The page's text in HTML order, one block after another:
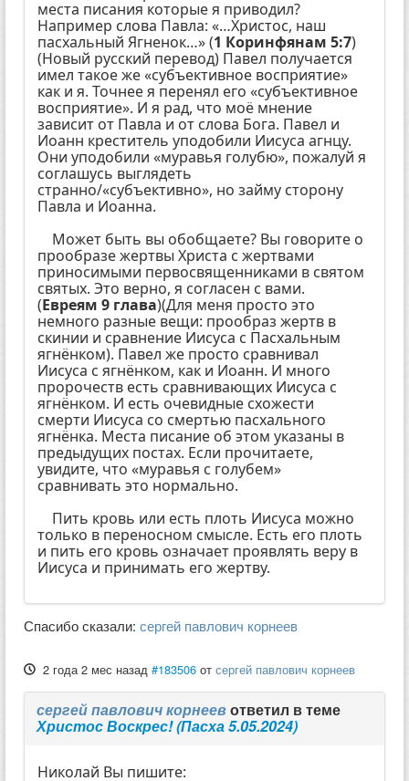
места писания которые я приводил?
Например слова Павла: «…Христос, наш
пасхальный Ягненок…» (1 Коринфянам 5:7)
(Новый русский перевод) Павел получается
имел такое же «субъективное восприятие»
как и я. Точнее я перенял его «субъективное
восприятие». И я рад, что моё мнение
зависит от Павла и от слова Бога. Павел и
Иоанн креститель уподобили Иисуса агнцу.
Они уподобили «муравья голубю», пожалуй я
соглашусь выглядеть
странно/«субъективно», но займу сторону
Павла и Иоанна.
Может быть вы обобщаете? Вы говорите о
прообразе жертвы Христа с жертвами
приносимыми первосвященниками в святом
святых. Это верно, я согласен с вами.
(Евреям 9 глава)(Для меня просто это
немного разные вещи: прообраз жертв в
скинии и сравнение Иисуса с Пасхальным
ягнёнком). Павел же просто сравнивал
Иисуса с ягнёнком, как и Иоанн. И много
пророчеств есть сравнивающих Иисуса с
ягнёнком. И есть очевидные схожести
смерти Иисуса со смертью пасхального
ягнёнка. Места писание об этом указаны в
предыдущих постах. Если прочитаете,
увидите, что «муравья с голубем»
сравнивать это нормально.
Пить кровь или есть плоть Иисуса можно
только в переносном смысле. Есть его плоть
и пить его кровь означает проявлять веру в
Иисуса и принимать его жертву.
Спасибо сказали: сергей павлович корнеев
2 года 2 мес назад #183506 отсергей павлович корнеев
сергей павлович корнеевответил в теме
Христос Воскрес! (Пасха 5.05.2024)
Николай Вы пишите: